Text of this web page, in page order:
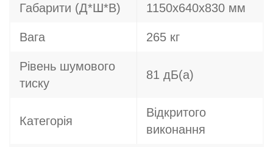
Габарити (Д*Ш*В) 1150х640х830 мм
Вага 265 кг
Рівень шумового
тиску
81 дБ(а)
Категорія
Відкритого
виконання